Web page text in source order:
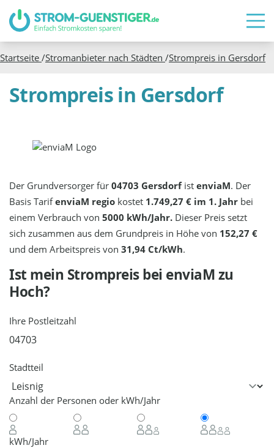
Startseite /Stromanbieter nach Städten /Strompreis in Gersdorf
Strompreis in Gersdorf
Der Grundversorger für04703 GersdorfistenviaM. Der
Basis TarifenviaM regio kostet 1.749,27 € im 1. Jahr bei
einem Verbrauch von5000 kWh/Jahr. Dieser Preis setzt
sich zusammen aus dem Grundpreis in Höhe von 152,27 €
und dem Arbeitspreis von31,94 Ct/kWh.
Ist mein Strompreis bei enviaMzu
Hoch?
Ihre Postleitzahl
Stadtteil
Anzahl der Personen oder kWh/Jahr
kWh/Jahr